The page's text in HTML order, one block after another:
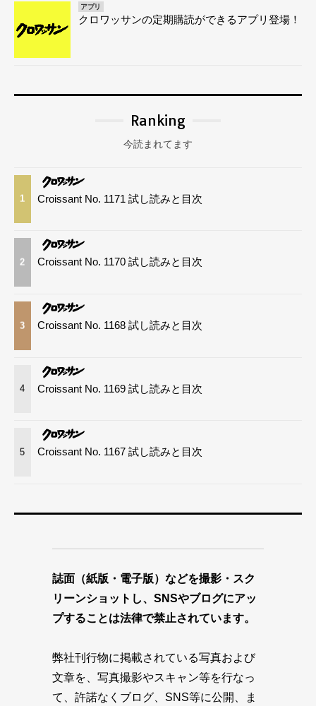
アプリ
クロワッサンの定期購読ができるアプリ登場！
Ranking
今読まれてます
1 Croissant No. 1171 試し読みと目次
2 Croissant No. 1170 試し読みと目次
3 Croissant No. 1168 試し読みと目次
4 Croissant No. 1169 試し読みと目次
5 Croissant No. 1167 試し読みと目次
誌面（紙版・電子版）などを撮影・スク
リーンショットし、SNSやブログにアッ
プすることは法律で禁止されています。
弊社刊行物に掲載されている写真および
文章を、写真撮影やスキャン等を行なっ
て、許諾なくブログ、SNS等に公開、ま